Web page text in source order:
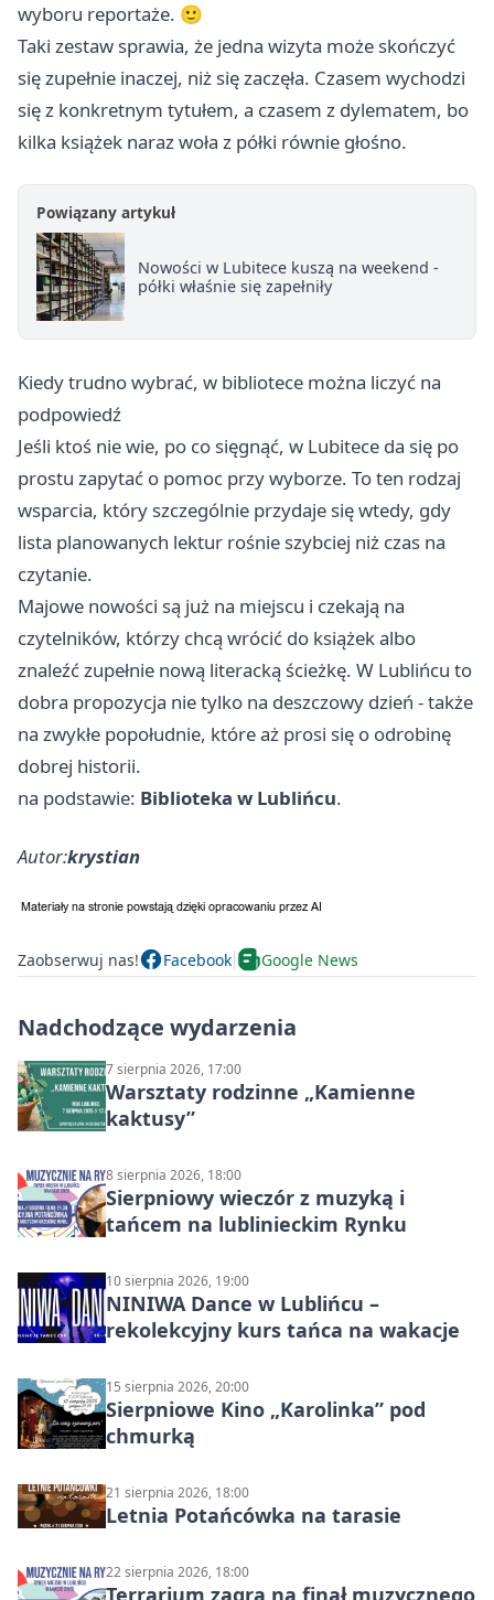
wyboru reportaże. 🙂
Taki zestaw sprawia, że jedna wizyta może skończyć
się zupełnie inaczej, niż się zaczęła. Czasem wychodzi
się z konkretnym tytułem, a czasem z dylematem, bo
kilka książek naraz woła z półki równie głośno.
Powiązany artykuł
Nowości w Lubitece kuszą na weekend -
półki właśnie się zapełniły
Kiedy trudno wybrać, w bibliotece można liczyć na
podpowiedź
Jeśli ktoś nie wie, po co sięgnąć, w Lubitece da się po
prostu zapytać o pomoc przy wyborze. To ten rodzaj
wsparcia, który szczególnie przydaje się wtedy, gdy
lista planowanych lektur rośnie szybciej niż czas na
czytanie.
Majowe nowości są już na miejscu i czekają na
czytelników, którzy chcą wrócić do książek albo
znaleźć zupełnie nową literacką ścieżkę. W Lublińcu to
dobra propozycja nie tylko na deszczowy dzień - także
na zwykłe popołudnie, które aż prosi się o odrobinę
dobrej historii.
na podstawie: Biblioteka w Lublińcu.
Autor:krystian
Zaobserwuj nas! Facebook Google News
Nadchodzące wydarzenia
7 sierpnia 2026, 17:00
Warsztaty rodzinne „Kamienne
kaktusy”
8 sierpnia 2026, 18:00
Sierpniowy wieczór z muzyką i
tańcem na lublinieckim Rynku
10 sierpnia 2026, 19:00
NINIWA Dance w Lublińcu –
rekolekcyjny kurs tańca na wakacje
15 sierpnia 2026, 20:00
Sierpniowe Kino „Karolinka” pod
chmurką
21 sierpnia 2026, 18:00
Letnia Potańcówka na tarasie
22 sierpnia 2026, 18:00